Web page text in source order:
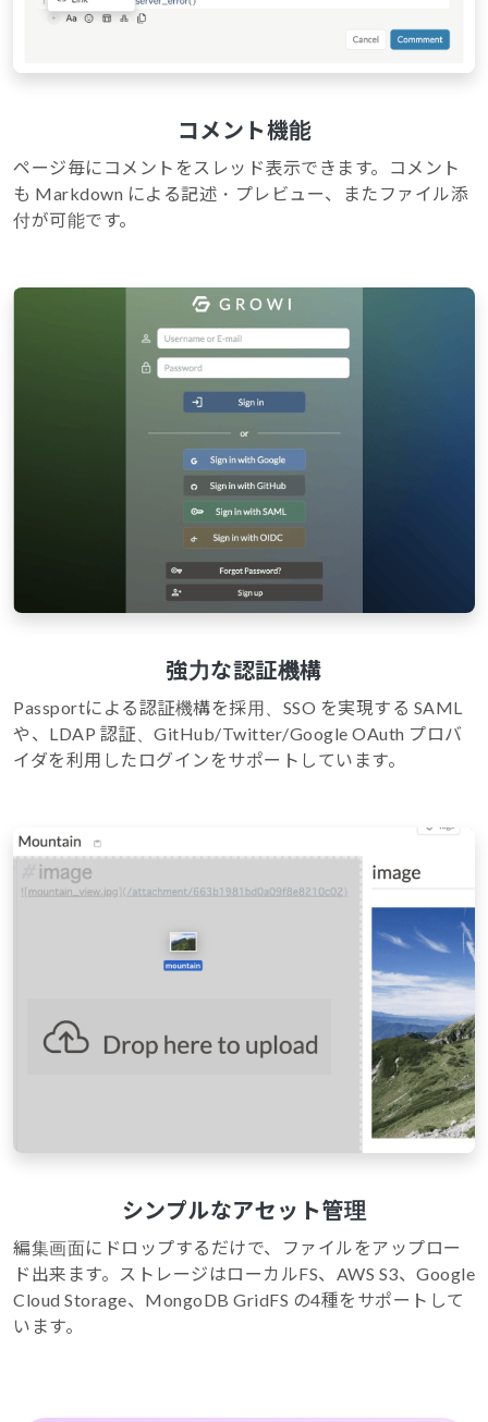
コメント機能
ページ毎にコメントをスレッド表示できます。コメント
も Markdown による記述・プレビュー、またファイル添
付が可能です。
強力な認証機構
Passportによる認証機構を採用、SSO を実現する SAML
や、LDAP 認証、GitHub/Twitter/Google OAuth プロバ
イダを利用したログインをサポートしています。
シンプルなアセット管理
編集画面にドロップするだけで、ファイルをアップロー
ド出来ます。ストレージはローカルFS、AWS S3、Google
Cloud Storage、MongoDB GridFS の4種をサポートして
います。